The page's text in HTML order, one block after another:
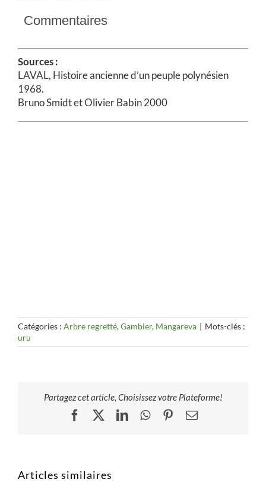
Commentaires
Sources :
LAVAL, Histoire ancienne d’un peuple polynésien
1968.
Bruno Smidt et Olivier Babin 2000
Catégories : Arbre regretté,Gambier, Mangareva
Mots-clés :
uru
Partagez cet article, Choisissez votre Plateforme!
FacebookLinkedInWhatsApp
Pinterest
Email
Articles similaires